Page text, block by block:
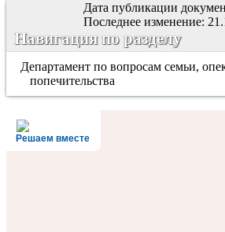
Дата публикации
Последнее изменение:
Навигация по разделу
Департамент по вопросам семьи,
попечительства
Решаем вместе